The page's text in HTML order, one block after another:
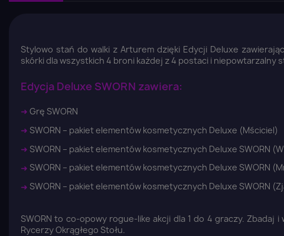
Stylowo stań do walki z Arturem dzięki Edycji Deluxe
skórki dla wszystkich 4 broni każdej z 4 postaci i niepowtarzalny
Edycja Deluxe SWORN zawiera:
➜ Grę SWORN
➜ SWORN – pakiet elementów kosmetycznych Deluxe (Mściciel)
➜ SWORN – pakiet elementów kosmetycznych Deluxe SWORN
➜ SWORN – pakiet elementów kosmetycznych Deluxe SWORN
➜ SWORN – pakiet elementów kosmetycznych Deluxe SWORN
SWORN to co-opowy rogue-like akcji dla 1 do 4 graczy.
Rycerzy Okrągłego Stołu.